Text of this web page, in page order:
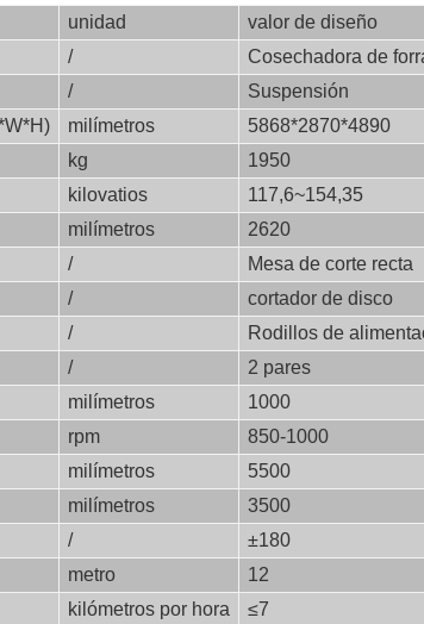
unidad
valor de diseño
/
Cosechadora de
/
Suspensión
milímetros
5868*2870*4890
kg
1950
kilovatios
117,6~154,35
milímetros
2620
/
Mesa de corte recta
/
cortador de disco
/
Rodillos de
/
2 pares
milímetros
1000
rpm
850-1000
milímetros
5500
milímetros
3500
/
±180
metro
12
kilómetros por hora
≤7